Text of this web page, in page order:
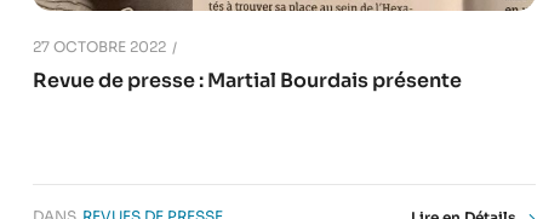
27 OCTOBRE 2022
Revue de presse : Martial Bourdais présente